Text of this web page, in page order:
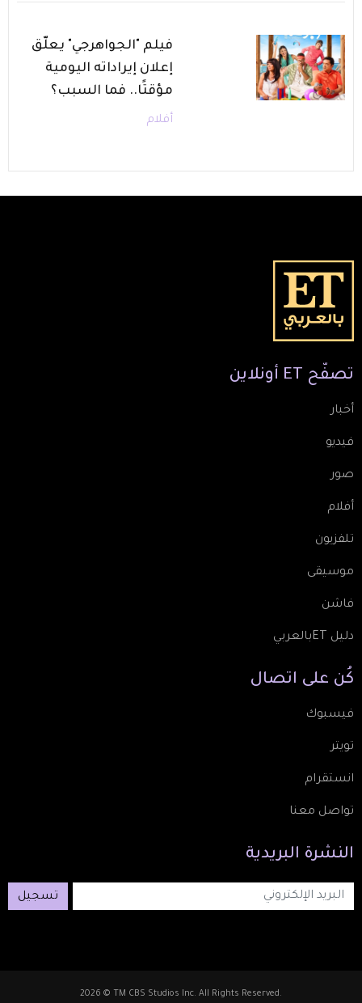
فيلم "الجواهرجي" يعلّق
إعلان إيراداته اليومية
مؤقتًا.. فما السبب؟
أفلام
تصفّح ET أونلاين
أخبار
فيديو
صور
أفلام
تلفزيون
موسيقى
فاشن
دليل ETبالعربي
كُن على اتصال
فيسبوك
تويتر
انستقرام
تواصل معنا
النشرة البريدية
تسجيل
2026 © TM CBS Studios Inc. All Rights Reserved.